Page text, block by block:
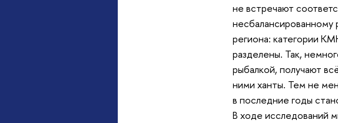
не встречают
несбалансированному
региона: категории
разделены. Так,
рыбалкой, получают
ними ханты. Тем не
в последние годы
В ходе исследований